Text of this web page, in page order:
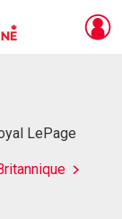
LePage